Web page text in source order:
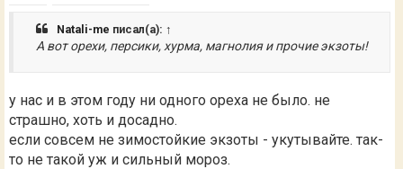
Natali-me писал(а): ↑
А вот орехи, персики, хурма, магнолия и прочие экзоты!
у нас и в этом году ни одного ореха не было. не
страшно, хоть и досадно.
если совсем не зимостойкие экзоты - укутывайте. так-
то не такой уж и сильный мороз.